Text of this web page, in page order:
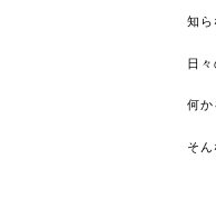
知ら
日
何か
そ